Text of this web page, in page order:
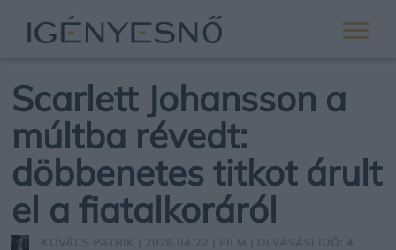
Scarlett Johansson a
múltba révedt:
döbbenetes titkot árult
el a fiatalkoráról